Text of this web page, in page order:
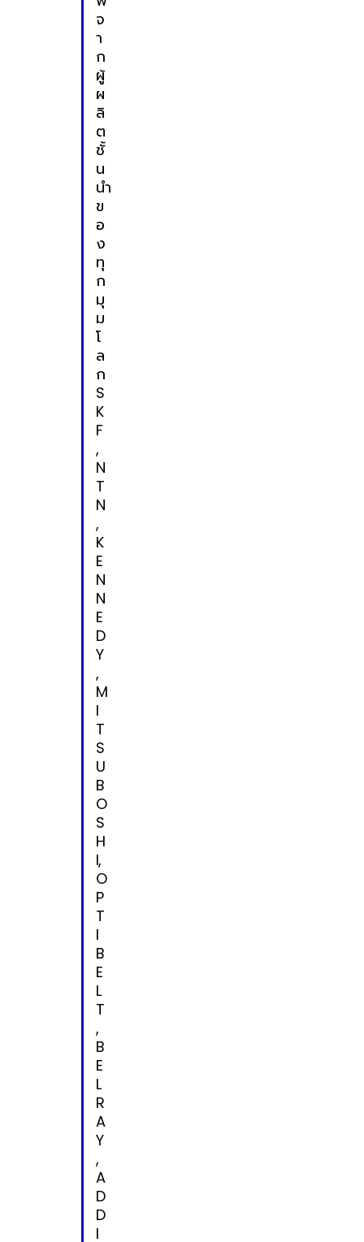
จ
า
ก
ผู้
ผ
ลิ
ต
ชั้
น
นำ
ข
อ
ง
ทุ
ก
มุ
ม
โ
ล
ก
S
K
F
,
N
T
N
,
K
E
N
N
E
D
Y
,
M
I
T
S
U
B
O
S
H
I,
O
P
T
I
B
E
L
T
,
B
E
L
R
A
Y
,
A
D
D
I